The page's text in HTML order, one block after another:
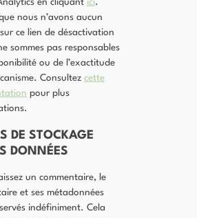
en cliquant ici.
nous n’avons aucun
ce lien de désactivation
sommes pas responsables
ou de l’exactitude
Consultez cette
pour plus
DE STOCKAGE
DONNÉES
un commentaire, le
et ses métadonnées
indéfiniment. Cela